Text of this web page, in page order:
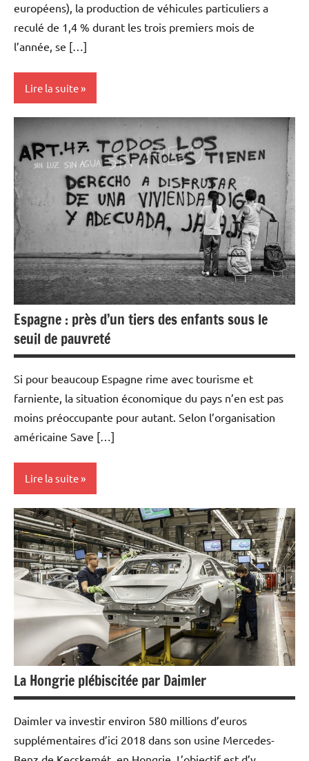
européens), la production de véhicules particuliers a
reculé de 1,4 % durant les trois premiers mois de
l’année, se […]
Lire la suite
Actualités
Automobile
Economie
Espagne : près d’un tiers des enfants sous le
seuil de pauvreté
Si pour beaucoup Espagne rime avec tourisme et
farniente, la situation économique du pays n’en est pas
moins préoccupante pour autant. Selon l’organisation
américaine Save […]
Lire la suite
Actualités
Economie
La Hongrie plébiscitée par Daimler
Daimler va investir environ 580 millions d’euros
supplémentaires d’ici 2018 dans son usine Mercedes-